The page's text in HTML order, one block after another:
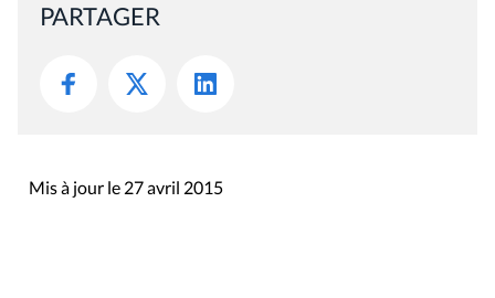
PARTAGER
Mis à jour le 27 avril 2015